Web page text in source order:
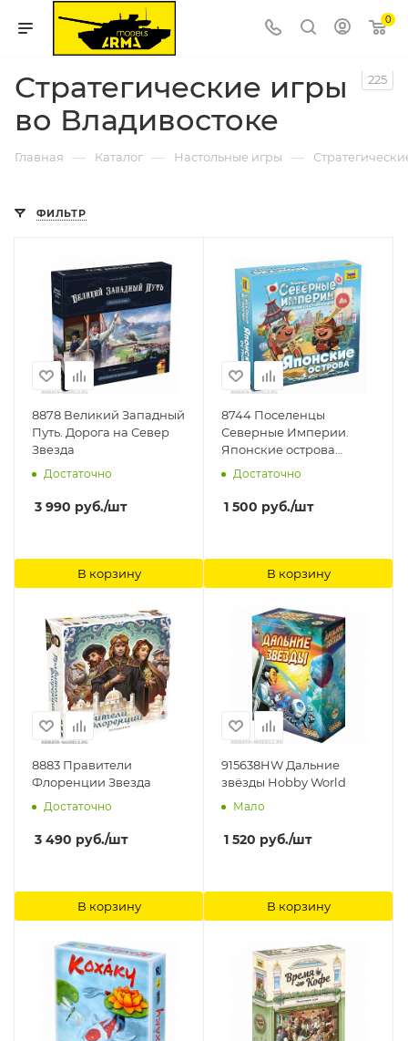
0
Стратегические игры
во Владивостоке
225
Главная — Каталог — Настольные игры —
ФИЛЬТР
8878 Великий Западный
Путь. Дорога на Север
Звезда
Достаточно
3 990 руб./шт
В корзину
8744 Поселенцы
Северные Империи.
Японские острова
Звезда
Достаточно
1 500 руб./шт
В корзину
8883 Правители
Флоренции Звезда
Достаточно
3 490 руб./шт
В корзину
915638HW Дальние
звёзды Hobby World
Мало
1 520 руб./шт
В корзину